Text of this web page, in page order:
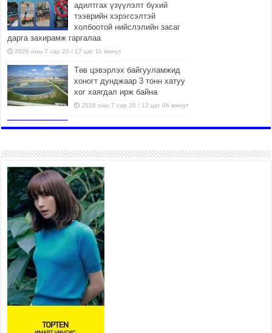
адилтгах үзүүлэлт бүхий
тээврийн хэрэгсэлтэй
холбоотой нийслэлийн засаг
дарга захирамж гаргалаа
2026 оны 7 сар 20 / 17 цаг 11 минут
Төв цэвэрлэх байгууламжид
хоногт дунджаар 3 тонн хатуу
хог хаягдал ирж байна
2026 оны 7 сар 20 / 12 цаг 06 минут
“Жил бүрийн өвөл, жил бүрийн
ижил асуудал”
2026 оны 7 сар 20 / 11 цаг 16 минут
Б.Пүрэвдагва: Нийслэлд хийх
бүх замыг ус зайлуулах
хоолойтой, явган хүний болон
дугуйн замтай байлгах
стандарт мөрдөнө
2026 оны 7 сар 20 / 9 цаг 24 минут
Б.Пүрэвдагва: Хотын төвөөс Бэлх, Сэлх
чиглэлд явахад дугуйн замаар зорчих бүрэн
боломжтой боллоо